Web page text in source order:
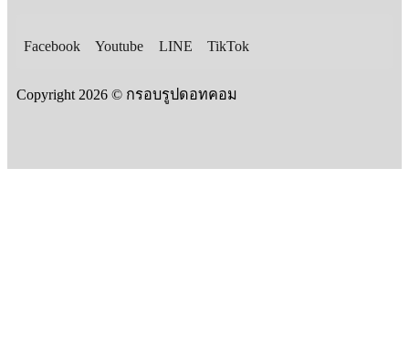
Facebook Youtube LINE TikTok
Copyright 2026 © กรอบรูปดอทคอม